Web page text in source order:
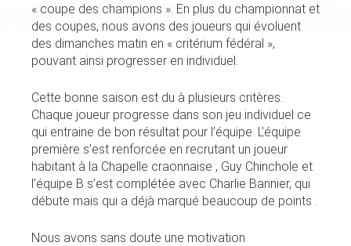
« coupe des champions ». En plus du championnat et
des coupes, nous avons des joueurs qui évoluent
des dimanches matin en « critérium fédéral »,
pouvant ainsi progresser en individuel.
Cette bonne saison est du à plusieurs critères.
Chaque joueur progresse dans son jeu individuel ce
qui entraine de bon résultat pour l’équipe. L’équipe
première s’est renforcée en recrutant un joueur
habitant à la Chapelle craonnaise , Guy Chinchole et
l’équipe B s’est complétée avec Charlie Bannier, qui
débute mais qui a déjà marqué beaucoup de points .
Nous avons sans doute une motivation